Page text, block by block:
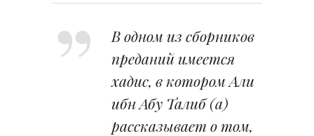
В одном из сборников
преданий имеется
хадис, в котором Али
ибн Абу Талиб (а)
рассказывает о том,